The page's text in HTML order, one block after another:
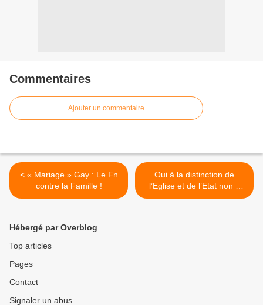
Commentaires
Ajouter un commentaire
< « Mariage » Gay : Le Fn
contre la Famille !
Oui à la distinction de
l’Eglise et de l’Etat non à
leur «Séparation» >
Hébergé par Overblog
Top articles
Pages
Contact
Signaler un abus